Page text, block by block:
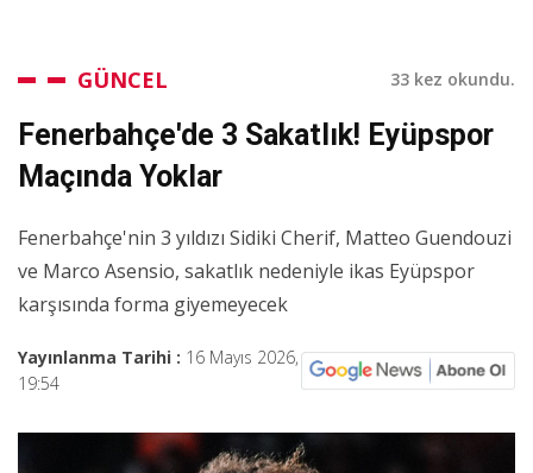
GÜNCEL 33 kez okundu.
Fenerbahçe'de 3 Sakatlık! Eyüpspor
Maçında Yoklar
Fenerbahçe'nin 3 yıldızı Sidiki Cherif, Matteo Guendouzi
ve Marco Asensio, sakatlık nedeniyle ikas Eyüpspor
karşısında forma giyemeyecek
Yayınlanma Tarihi : 16 Mayıs 2026,
19:54